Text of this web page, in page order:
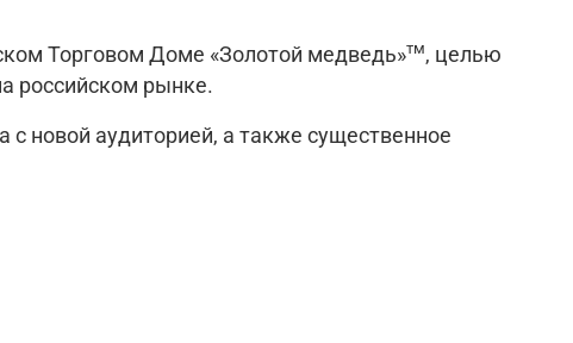
Торговом Доме «Золотой медведь»тм, целью
российском рынке.
новой аудиторией, а также существенное